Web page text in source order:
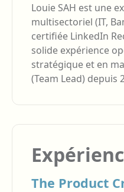
Louie SAH est une
multisectoriel (IT,
certifiée LinkedIn
solide expérience
stratégique et en
(Team Lead) depuis
The Product